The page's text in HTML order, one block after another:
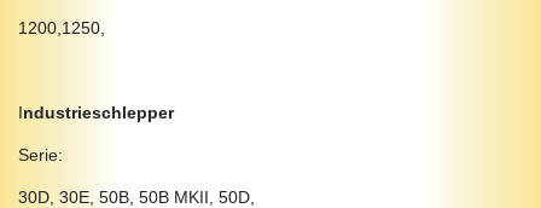
1200,1250,
Industrieschlepper
Serie:
30D, 30E, 50B, 50B MKII, 50D,